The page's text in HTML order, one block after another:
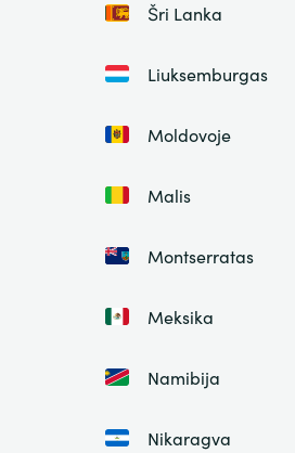
Šri Lanka
Liuksemburgas
Moldovoje
Malis
Montserratas
Meksika
Namibija
Nikaragva